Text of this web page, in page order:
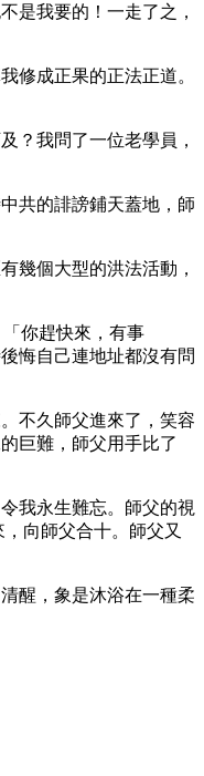
是我要的！一走了之，
修成正果的正法正道。
？我問了一位老學員，
共的誹謗鋪天蓋地，師
幾個大型的洪法活動，
你趕快來，有事
悔自己連地址都沒有問
不久師父進來了，笑容
巨難，師父用手比了
我永生難忘。師父的視
向師父合十。師父又
醒，象是沐浴在一種柔